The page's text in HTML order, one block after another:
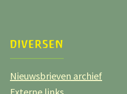
DIVERSEN
Nieuwsbrieven archief